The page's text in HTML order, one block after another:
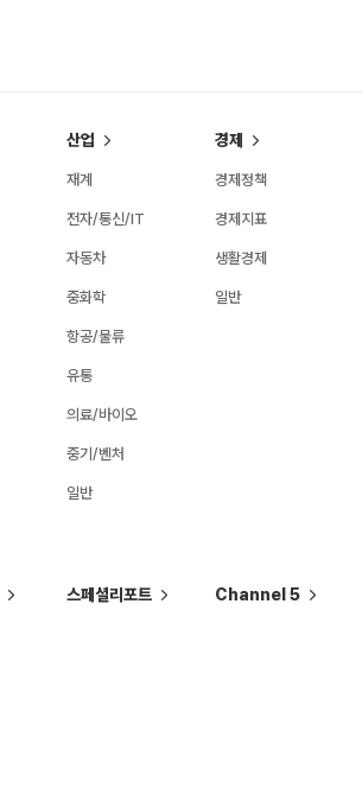
산업
재계
전자/통신/IT
자동차
중화학
항공/물류
유통
의료/바이오
중기/벤처
일반
경제
경제정책
경제지표
생활경제
일반
스페셜리포트 Channel 5